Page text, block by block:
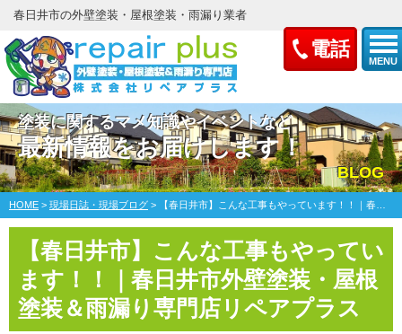
電話
MENU
春日井市の外壁塗装・屋根塗装・雨漏り業者
塗装に関するマメ知識やイベントなど
最新情報をお届けします！
BLOG
HOME > 現場日誌・現場ブログ > 【春日井市】こんな工事もやっています！！｜春日井市外壁塗装・屋根塗装＆雨漏り専門店リペアプラス
【春日井市】こんな工事もやってい
ます！！｜春日井市外壁塗装・屋根
塗装＆雨漏り専門店リペアプラス